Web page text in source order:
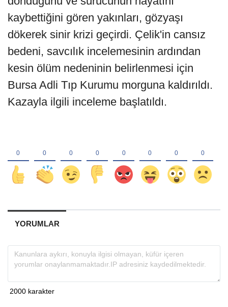
kaybettiğini gören yakınları, gözyaşı
dökerek sinir krizi geçirdi. Çelik'in cansız
bedeni, savcılık incelemesinin ardından
kesin ölüm nedeninin belirlenmesi için
Bursa Adli Tıp Kurumu morguna kaldırıldı.
Kazayla ilgili inceleme başlatıldı.
YORUMLAR